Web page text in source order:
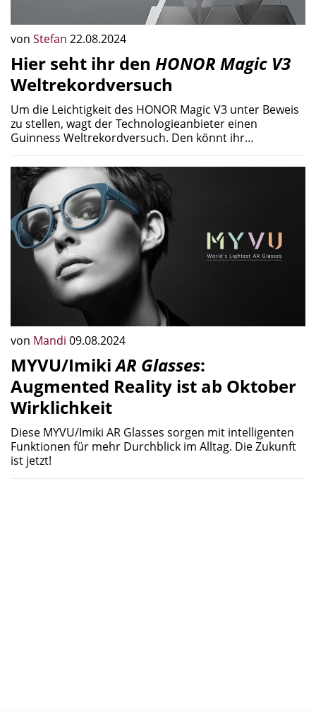
von Stefan 22.08.2024
Hier seht ihr den HONOR Magic V3
Weltrekordversuch
Um die Leichtigkeit des HONOR Magic V3 unter Beweis
zu stellen, wagt der Technologieanbieter einen
Guinness Weltrekordversuch. Den könnt ihr…
von Mandi 09.08.2024
MYVU/ImikiAR Glasses:
Augmented Reality ist ab Oktober
Wirklichkeit
Diese MYVU/Imiki AR Glasses sorgen mit intelligenten
Funktionen für mehr Durchblick im Alltag. Die Zukunft
ist jetzt!